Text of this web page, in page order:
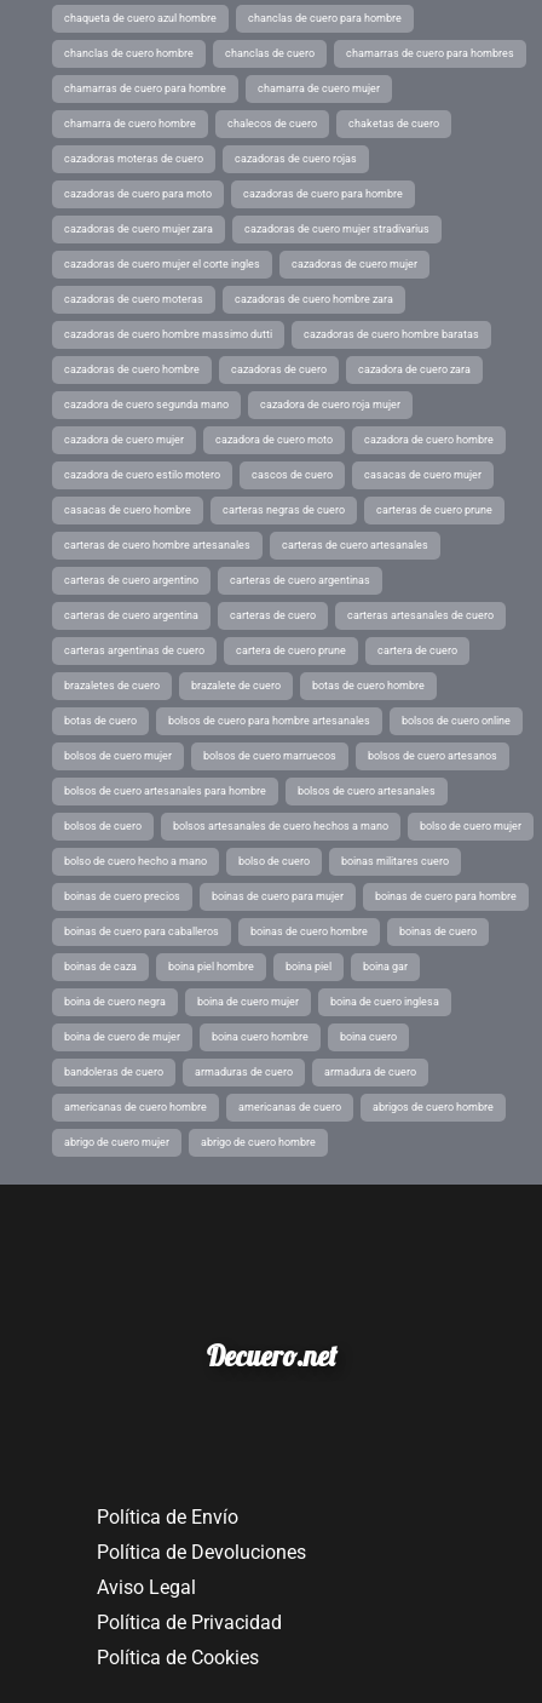
chaqueta de cuero azul hombre chanclas de cuero para hombre
chanclas de cuero hombre chanclas de cuero chamarras de cuero para hombres
chamarras de cuero para hombre chamarra de cuero mujer
chamarra de cuero hombre chalecos de cuero chaketas de cuero
cazadoras moteras de cuero cazadoras de cuero rojas
cazadoras de cuero para moto cazadoras de cuero para hombre
cazadoras de cuero mujer zara cazadoras de cuero mujer stradivarius
cazadoras de cuero mujer el corte ingles cazadoras de cuero mujer
cazadoras de cuero moteras cazadoras de cuero hombre zara
cazadoras de cuero hombre massimo dutti cazadoras de cuero hombre baratas
cazadoras de cuero hombre cazadoras de cuero cazadora de cuero zara
cazadora de cuero segunda mano cazadora de cuero roja mujer
cazadora de cuero mujer cazadora de cuero moto cazadora de cuero hombre
cazadora de cuero estilo motero cascos de cuero casacas de cuero mujer
casacas de cuero hombre carteras negras de cuero carteras de cuero prune
carteras de cuero hombre artesanales carteras de cuero artesanales
carteras de cuero argentino carteras de cuero argentinas
carteras de cuero argentina carteras de cuero carteras artesanales de cuero
carteras argentinas de cuero cartera de cuero prune cartera de cuero
brazaletes de cuero brazalete de cuero botas de cuero hombre
botas de cuero bolsos de cuero para hombre artesanales bolsos de cuero online
bolsos de cuero mujer bolsos de cuero marruecos bolsos de cuero artesanos
bolsos de cuero artesanales para hombre bolsos de cuero artesanales
bolsos de cuero bolsos artesanales de cuero hechos a mano bolso de cuero mujer
bolso de cuero hecho a mano bolso de cuero boinas militares cuero
boinas de cuero precios boinas de cuero para mujer boinas de cuero para hombre
boinas de cuero para caballeros boinas de cuero hombre boinas de cuero
boinas de caza boina piel hombre boina piel boina gar
boina de cuero negra boina de cuero mujer boina de cuero inglesa
boina de cuero de mujer boina cuero hombre boina cuero
bandoleras de cuero armaduras de cuero armadura de cuero
americanas de cuero hombre americanas de cuero abrigos de cuero hombre
abrigo de cuero mujer abrigo de cuero hombre
Decuero.net
Política de Envío
Política de Devoluciones
Aviso Legal
Política de Privacidad
Política de Cookies